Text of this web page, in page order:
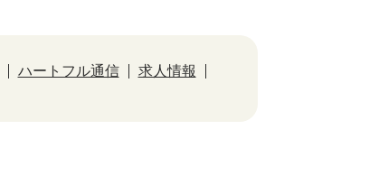
ハートフル通信
求人情報